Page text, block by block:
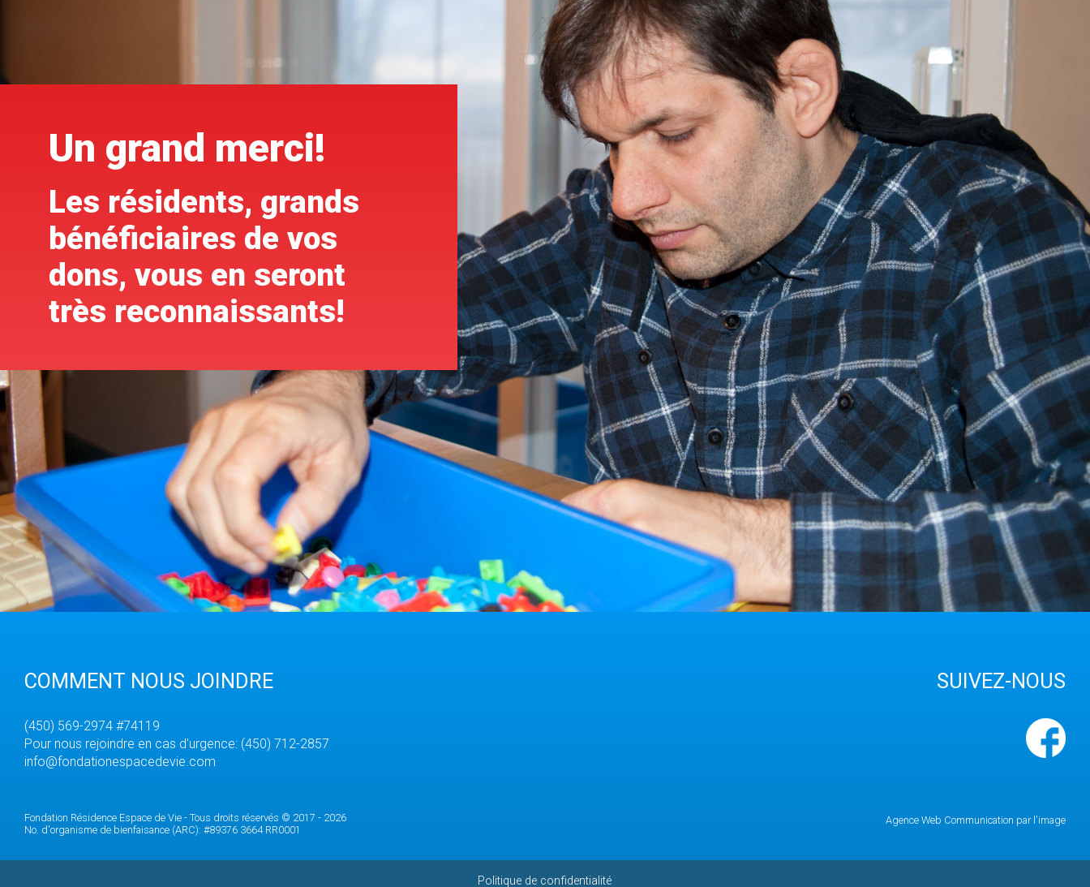
Un grand merci!
Les résidents, grands
bénéficiaires de vos
dons, vous en seront
très reconnaissants!
COMMENT NOUS JOINDRE
(450) 569-2974 #74119
Pour nous rejoindre en cas d'urgence: (450) 712-2857
info@fondationespacedevie.com
SUIVEZ-NOUS
Fondation Résidence Espace de Vie - Tous droits réservés © 2017 - 2026
No. d'organisme de bienfaisance (ARC): #89376 3664 RR0001
Agence Web Communication par l'image
Politique de confidentialité